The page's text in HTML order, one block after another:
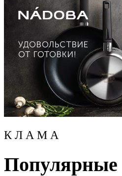
К Л А М А
Популярные